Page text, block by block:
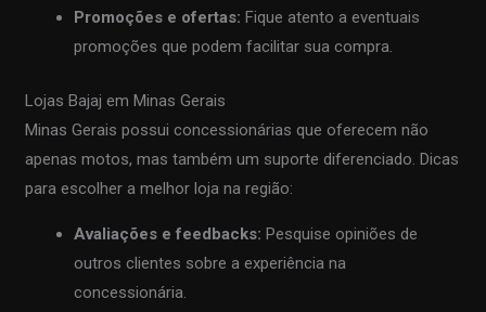
Promoções e ofertas: Fique atento a eventuais
promoções que podem facilitar sua compra.
Lojas Bajaj em Minas Gerais
Minas Gerais possui concessionárias que oferecem não
apenas motos, mas também um suporte diferenciado. Dicas
para escolher a melhor loja na região:
Avaliações e feedbacks: Pesquise opiniões de
outros clientes sobre a experiência na
concessionária.